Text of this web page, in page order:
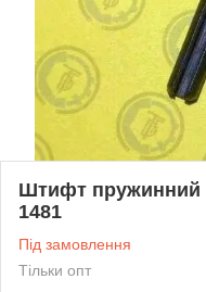
Штифт пружинний
1481
Під замовлення
Тільки опт